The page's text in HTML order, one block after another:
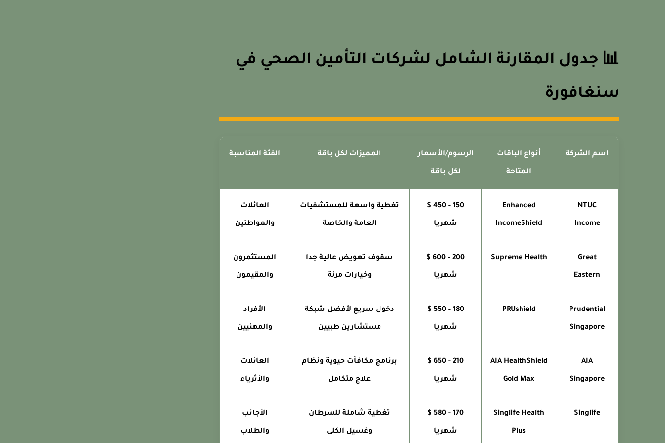
📊 جدول المقارنة الشامل لشركات التأمين الصحي في
سنغافورة
اسم الشركة أنواع الباقات
المتاحة
الرسوم/الأسعار
لكل باقة
المميزات لكل باقة الفئة المناسبة
NTUC
Income
Enhanced
IncomeShield
150 - 450 $
شهريا
تغطية واسعة للمستشفيات
العامة والخاصة
العائلات
والمواطنين
Great
Eastern
Supreme Health
200 - 600 $
شهريا
سقوف تعويض عالية جدا
وخيارات مرنة
المستثمرون
والمقيمون
Prudential
Singapore
PRUshield
180 - 550 $
شهريا
دخول سريع لأفضل شبكة
مستشارين طبيين
الأفراد
والمهنيين
AIA
Singapore
AIA HealthShield
Gold Max
210 - 650 $
شهريا
برنامج مكافآت حيوية ونظام
علاج متكامل
العائلات
والأثرياء
Singlife
Singlife Health
Plus
170 - 580 $
شهريا
تغطية شاملة للسرطان
وغسيل الكلى
الأجانب
والطلاب